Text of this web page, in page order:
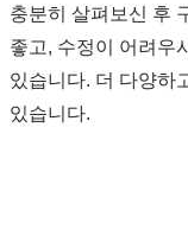
충분히 살펴보신 후
좋고, 수정이 어려우
있습니다. 더 다양하
있습니다.